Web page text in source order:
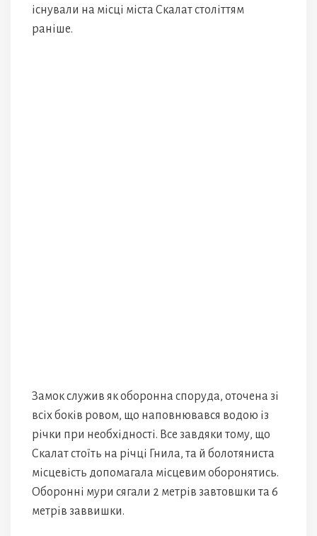
існували на місці міста Скалат століттям
раніше.
Замок служив як оборонна споруда, оточена зі
всіх боків ровом, що наповнювався водою із
річки при необхідності. Все завдяки тому, що
Скалат стоїть на річці Гнила, та й болотяниста
місцевість допомагала місцевим оборонятись.
Оборонні мури сягали 2 метрів завтовшки та 6
метрів заввишки.